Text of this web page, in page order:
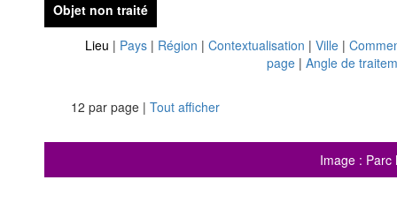
Objet non traité
Lieu | Pays| Région | Contextualisation | Ville|
page | Angle de
12 par page | Tout afficher
Image : Parc